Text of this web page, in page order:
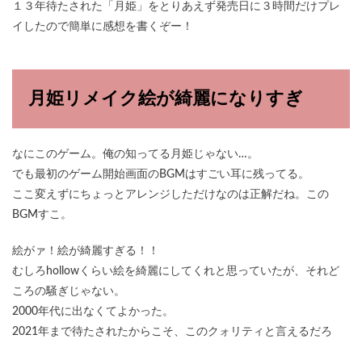
１３年待たされた「月姫」をとりあえず発売日に３時間だけプレ
イしたので簡単に感想を書くぞー！
月姫リメイク絵が綺麗になりすぎ
なにこのゲーム。俺の知ってる月姫じゃない…。
でも最初のゲーム開始画面のBGMはすごい耳に残ってる。
ここ変えずにちょっとアレンジしただけなのは正解だね。この
BGMすこ。
絵がァ！絵が綺麗すぎる！！
むしろhollowくらい絵を綺麗にしてくれと思っていたが、それど
ころの騒ぎじゃない。
2000年代に出なくてよかった。
2021年まで待たされたからこそ、このクォリティと言えるだろ